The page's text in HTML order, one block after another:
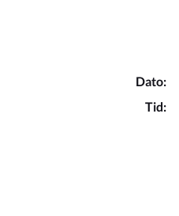
Dato:
Tid: